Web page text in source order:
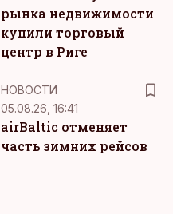
рынка недвижимости
купили торговый
центр в Риге
НОВОСТИ
05.08.26, 16:41
airBaltic отменяет
часть зимних рейсов